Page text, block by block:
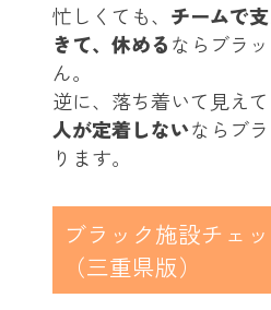
忙しくても、 チームで
きて、休めるならブラ
ん。
逆に、落ち着いて見えて
人が定着しないならブ
ります。
ブラック施設チェ
（三重県版）